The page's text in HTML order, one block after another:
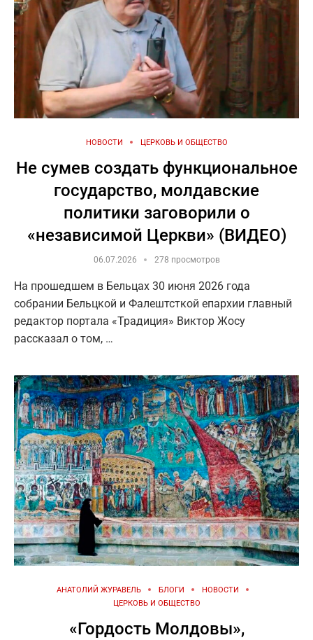
НОВОСТИ ЦЕРКОВЬ И ОБЩЕСТВО
Не сумев создать функциональное
государство, молдавские
политики заговорили о
«независимой Церкви» (ВИДЕО)
06.07.2026 278 просмотров
На прошедшем в Бельцах 30 июня 2026 года
собрании Бельцкой и Фалештсткой епархии главный
редактор портала «Традиция» Виктор Жосу
рассказал о том, …
АНАТОЛИЙ ЖУРАВЕЛЬ БЛОГИ
НОВОСТИ
ЦЕРКОВЬ И ОБЩЕСТВО
«Гордость Молдовы»,